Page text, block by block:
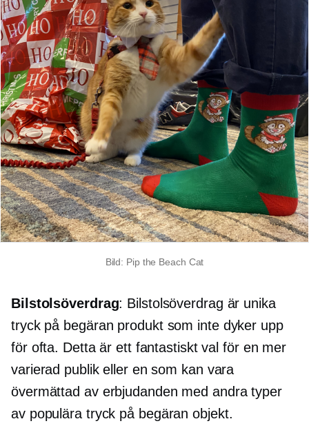
Bild: Pip the Beach Cat
Bilstolsöverdrag: Bilstolsöverdrag är unika
tryck på begäran produkt som inte dyker upp
för ofta. Detta är ett fantastiskt val för en mer
varierad publik eller en som kan vara
övermättad av erbjudanden med andra typer
av populära tryck på begäran objekt.